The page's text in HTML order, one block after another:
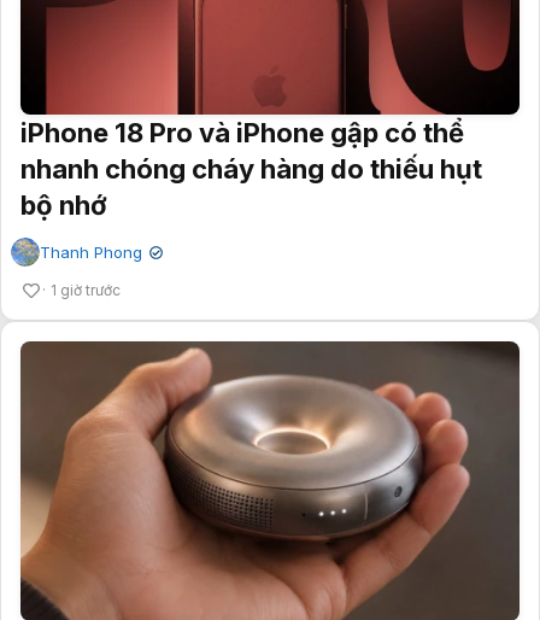
iPhone 18 Pro và iPhone gập có thể
nhanh chóng cháy hàng do thiếu hụt
bộ nhớ
Thanh Phong ✔
1 giờ trước